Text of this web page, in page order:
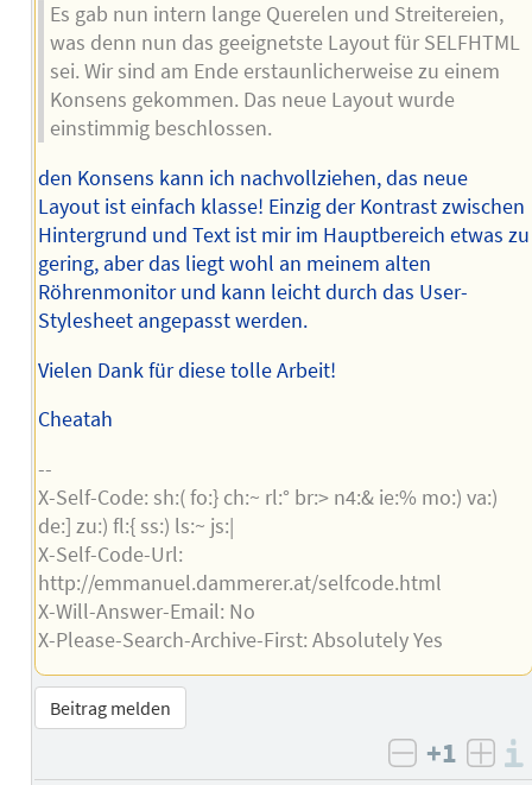
Es gab nun intern lange Querelen und Streitereien,
was denn nun das geeignetste Layout für SELFHTML
sei. Wir sind am Ende erstaunlicherweise zu einem
Konsens gekommen. Das neue Layout wurde
einstimmig beschlossen.
den Konsens kann ich nachvollziehen, das neue
Layout ist einfach klasse! Einzig der Kontrast zwischen
Hintergrund und Text ist mir im Hauptbereich etwas zu
gering, aber das liegt wohl an meinem alten
Röhrenmonitor und kann leicht durch das User-
Stylesheet angepasst werden.
Vielen Dank für diese tolle Arbeit!
Cheatah
--
X-Self-Code: sh:( fo:} ch:~ rl:° br:> n4:& ie:% mo:) va:)
de:] zu:) fl:{ ss:) ls:~ js:|
X-Self-Code-Url:
http://emmanuel.dammerer.at/selfcode.html
X-Will-Answer-Email: No
X-Please-Search-Archive-First: Absolutely Yes
Beitrag melden
negativ
+1